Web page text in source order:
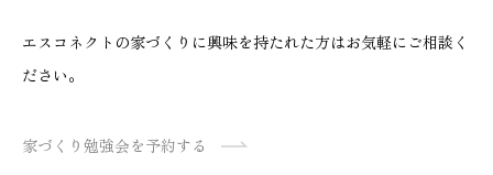
エスコネクトの家づくりに興味を持たれた方はお気軽にご相談く
ださい。
家づくり勉強会を予約する